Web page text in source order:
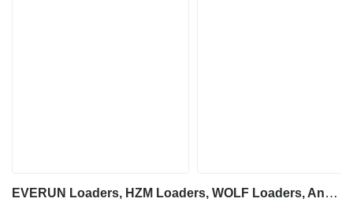
EVERUN Loaders, HZM Loaders, WOLF Loaders, Any China Loaders inşaat yükleyicisi için Qingdao Promising XINCHAI A498BT1 ENGINE Original Electric Start Motor for China L marş